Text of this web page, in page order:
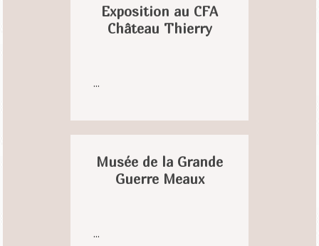
Exposition au CFA
Château Thierry
...
Musée de la Grande
Guerre Meaux
...